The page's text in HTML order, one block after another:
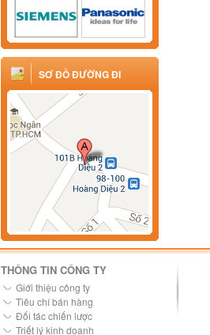
SƠ ĐỒ ĐƯỜNG ĐI
THÔNG TIN CÔNG TY
Giới thiệu công ty
Tiêu chí bán hàng
Đối tác chiến lược
Triết lý kinh doanh